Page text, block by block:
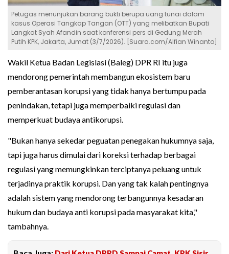
Petugas menunjukan barang bukti berupa uang tunai dalam
kasus Operasi Tangkap Tangan (OTT) yang melibatkan Bupati
Langkat Syah Afandin saat konferensi pers di Gedung Merah
Putih KPK, Jakarta, Jumat (3/7/2026). [Suara.com/Alfian Winanto]
Wakil Ketua Badan Legislasi (Baleg) DPR RI itu juga
mendorong pemerintah membangun ekosistem baru
pemberantasan korupsi yang tidak hanya bertumpu pada
penindakan, tetapi juga memperbaiki regulasi dan
memperkuat budaya antikorupsi.
"Bukan hanya sekedar peguatan penegakan hukumnya saja,
tapi juga harus dimulai dari koreksi terhadap berbagai
regulasi yang memungkinkan terciptanya peluang untuk
terjadinya praktik korupsi. Dan yang tak kalah pentingnya
adalah sistem yang mendorong terbangunnya kesadaran
hukum dan budaya anti korupsi pada masyarakat kita,"
tambahnya.